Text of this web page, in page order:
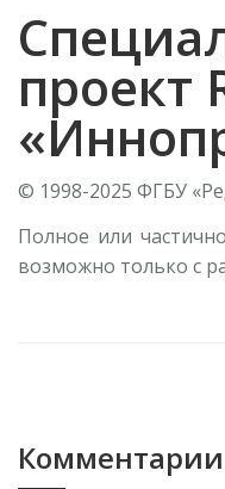
проект
© 1998-2025 ФГБУ
Полное или
возможно только с
Комментарии